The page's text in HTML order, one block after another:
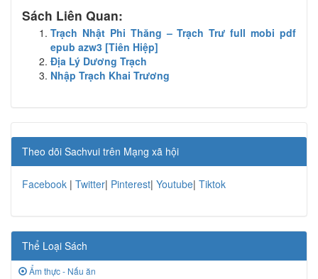
Sách Liên Quan:
Trạch Nhật Phi Thăng – Trạch Trư full mobi pdf
epub azw3 [Tiên Hiệp]
Địa Lý Dương Trạch
Nhập Trạch Khai Trương
Theo dõi Sachvui trên Mạng xã hội
Facebook | Twitter| Pinterest| Youtube| Tiktok
Thể Loại Sách
Ẩm thực - Nấu ăn